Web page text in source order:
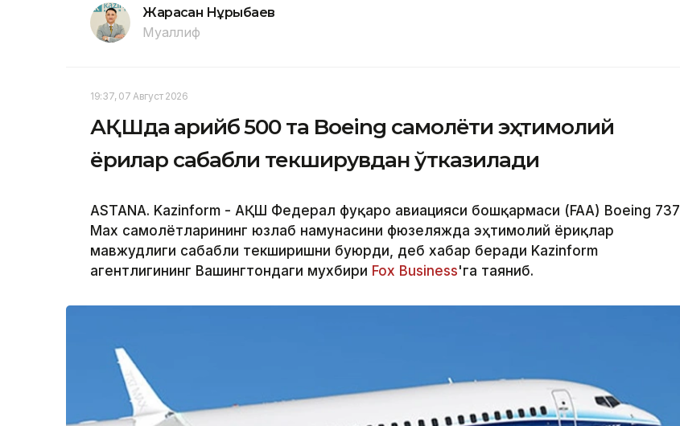
Жарасқан Нұрыбаев
Муаллиф
19:37, 07 Август 2026
АҚШда қарийб 500 та Boeing самолёти эҳтимолий
ёриқлар сабабли текширувдан ўтказилади
ASTANA. Kazinform - АҚШ Федерал фуқаро авиацияси бошқармаси (FAA) Boeing 737
Max самолётларининг юзлаб намунасини фюзеляжда эҳтимолий ёриқлар
мавжудлиги сабабли текширишни буюрди, деб хабар беради Kazinform
агентлигининг Вашингтондаги мухбири Fox Business'га таяниб.